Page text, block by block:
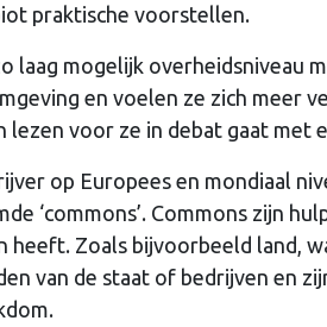
praktische voorstellen.
laag mogelijk overheidsniveau
en voelen ze zich meer
voor ze in debat gaat met
op Europees en mondiaal
‘commons’. Commons zijn
heeft. Zoals bijvoorbeeld land,
van de staat of bedrijven en